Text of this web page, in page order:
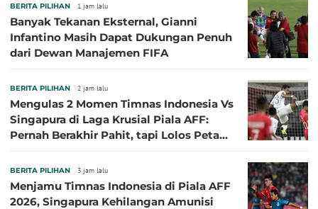
BERITA PILIHAN 1 jam lalu
Banyak Tekanan Eksternal, Gianni
Infantino Masih Dapat Dukungan Penuh
dari Dewan Manajemen FIFA
BERITA PILIHAN 2 jam lalu
Mengulas 2 Momen Timnas Indonesia Vs
Singapura di Laga Krusial Piala AFF:
Pernah Berakhir Pahit, tapi Lolos Petaka
BERITA PILIHAN 3 jam lalu
Menjamu Timnas Indonesia di Piala AFF
2026, Singapura Kehilangan Amunisi